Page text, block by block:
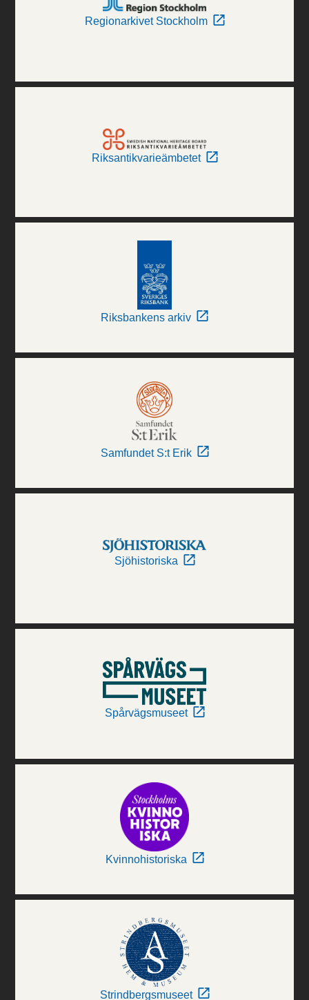
Regionarkivet Stockholm
Riksantikvarieämbetet
Riksbankens arkiv
Samfundet S:t Erik
Sjöhistoriska
Spårvägsmuseet
Kvinnohistoriska
Strindbergsmuseet